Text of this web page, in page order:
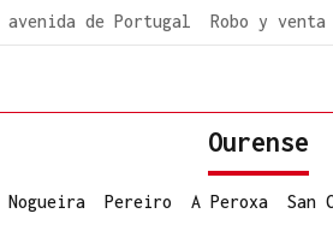
avenida de Portugal Robo y
Ourense
Nogueira Pereiro A Peroxa San